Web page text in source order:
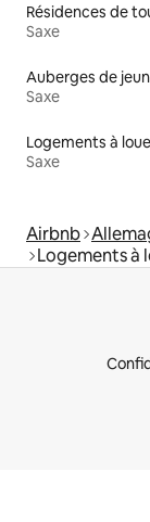
Résidences de
Saxe
Auberges de
Saxe
Saxe
Airbnb
Logements à